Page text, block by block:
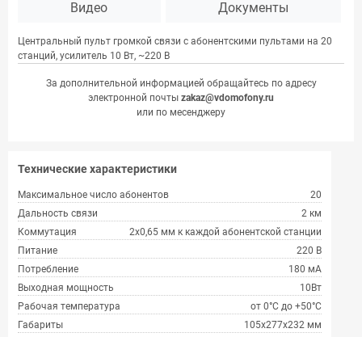
Видео Документы
Центральный пульт громкой связи с абонентскими пультами на 20
станций, усилитель 10 Вт, ~220 В
За дополнительной информацией обращайтесь по адресу
электронной почты zakaz@vdomofony.ru
или по месенджеру
Технические характеристики
Максимальное число абонентов
20
Дальность связи
2 км
Коммутация
2х0,65 мм к каждой абонентской станции
Питание
220 В
Потребление
180 мА
Выходная мощность
10Вт
Рабочая температура
от 0°С до +50°С
Габариты
105х277х232 мм